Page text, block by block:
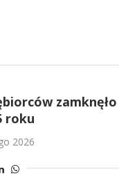
zamknęło
roku
2026